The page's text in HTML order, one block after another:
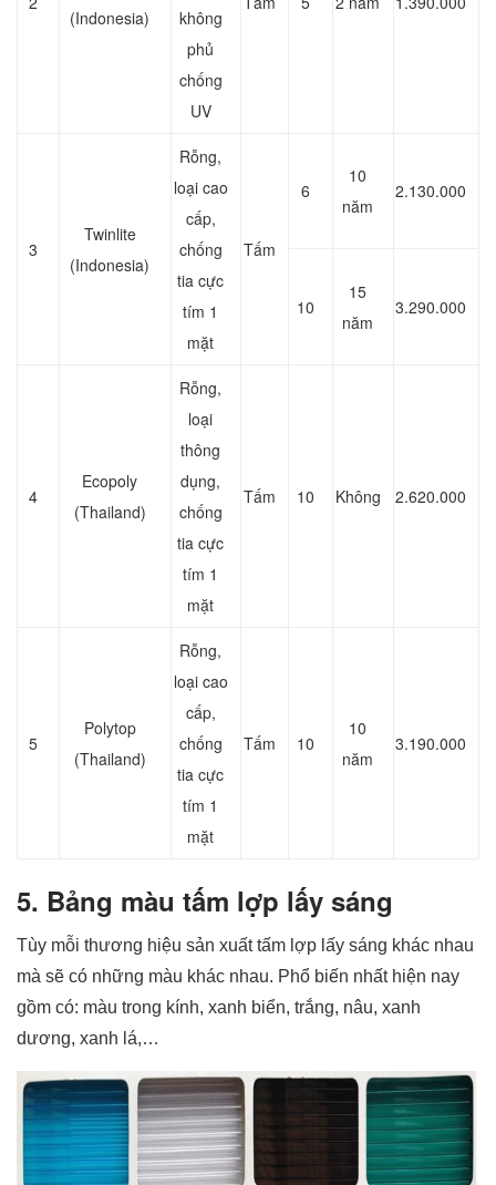
(Indonesia)
không
phủ
chống
UV
3
Twinlite
(Indonesia)
Rỗng,
loại cao
cấp,
chống
tia cực
tím 1
mặt
Tấm
6
10
năm
2.130.000
10
15
năm
3.290.000
4
Ecopoly
(Thailand)
Rỗng,
loại
thông
dụng,
chống
tia cực
tím 1
mặt
Tấm 10 Không 2.620.000
5
Polytop
(Thailand)
Rỗng,
loại cao
cấp,
chống
tia cực
tím 1
mặt
Tấm 10
10
năm
3.190.000
5. Bảng màu tấm lợp lấy sáng
Tùy mỗi thương hiệu sản xuất tấm lợp lấy sáng khác nhau
mà sẽ có những màu khác nhau. Phổ biến nhất hiện nay
gồm có: màu trong kính, xanh biển, trắng, nâu, xanh
dương, xanh lá,…